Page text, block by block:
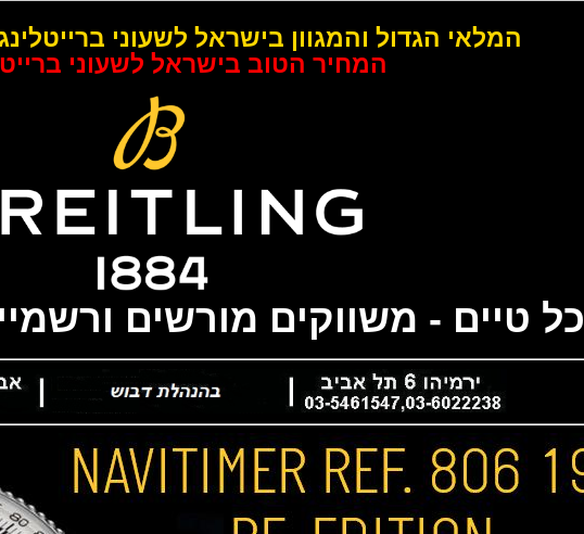
המלאי הגדול והמגוון בישראל לשעוני
המחיר הטוב בישראל לשעוני
כל טיים - משווקים מורשים